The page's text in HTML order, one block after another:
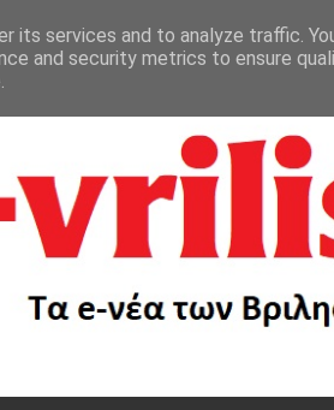
its services and to analyze traffic.
and security metrics to ensure